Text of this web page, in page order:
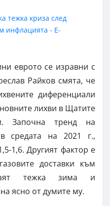
еврото се изравни с
Райков смята, че
диференциали
лихви в Щатите
Започна тренд на
средата на 2021 г.,
1,6. Другият фактор е
доставки към
тежка зима и
ясно от думите му.